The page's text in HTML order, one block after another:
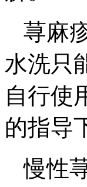
荨麻
水洗只
自行使
的指导
慢性